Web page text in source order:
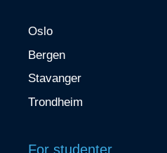
Oslo
Bergen
Stavanger
Trondheim
For studenter